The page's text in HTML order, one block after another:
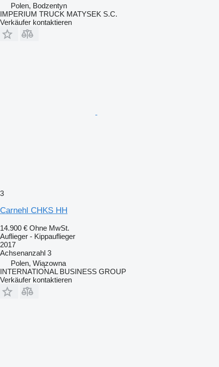
Polen, Bodzentyn
IMPERIUM TRUCK MATYSEK S.C.
Verkäufer kontaktieren
3
Carnehl CHKS HH
14.900 € Ohne MwSt.
Auflieger - Kippauflieger
2017
Achsenanzahl 3
Polen, Wiązowna
INTERNATIONAL BUSINESS GROUP
Verkäufer kontaktieren